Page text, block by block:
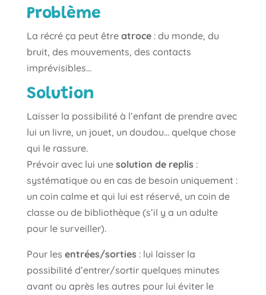
Problème
La récré ça peut être atroce: du monde, du
bruit, des mouvements, des contacts
imprévisibles…
Solution
Laisser la possibilité à l’enfant de prendre avec
lui un livre, un jouet, un doudou… quelque chose
qui le rassure.
Prévoir avec lui une solution de replis :
systématique ou en cas de besoin uniquement :
un coin calme et qui lui est réservé, un coin de
classe ou de bibliothèque (s’il y a un adulte
pour le surveiller).
Pour les entrées/sorties : lui laisser la
possibilité d’entrer/sortir quelques minutes
avant ou après les autres pour lui éviter le